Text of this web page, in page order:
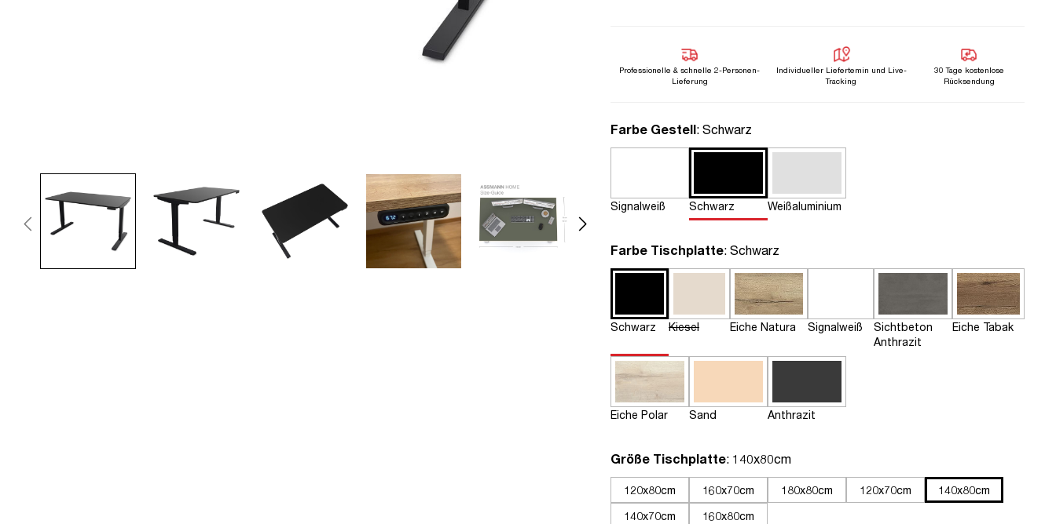
Professionelle & schnelle 2-Personen-
Lieferung
Individueller Liefertemin und Live-
Tracking
30 Tage kostenlose
Rücksendung
Farbe Gestellauswählen
: Schwarz
Signalweiß Schwarz Weißaluminium
Farbe Tischplatteauswählen
: Schwarz
Schwarz Kiesel Eiche Natura Signalweiß
Sichtbeton
Anthrazit
Eiche Tabak
Eiche Polar Sand Anthrazit
Größe Tischplatteauswählen
: 140x80cm
120x80cm 160x70cm 180x80cm 120x70cm
140x80cm
140x70cm
160x80cm